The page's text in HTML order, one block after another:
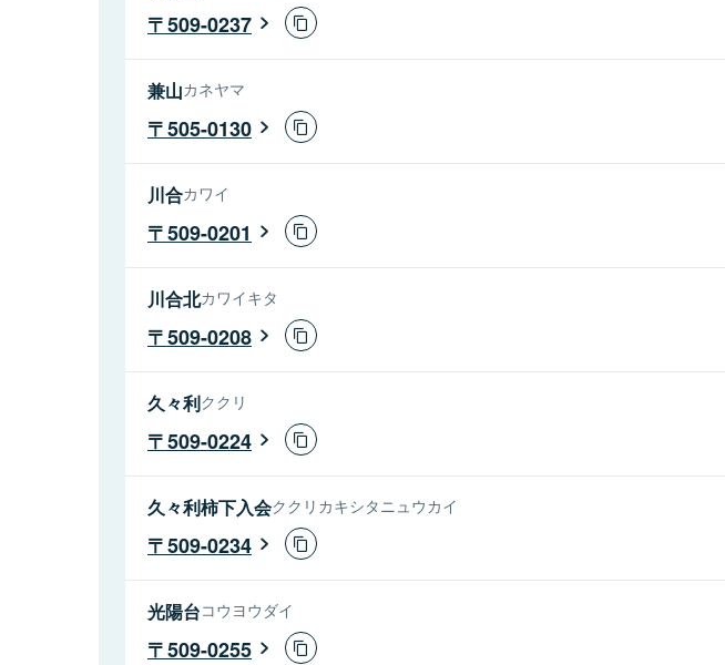
509-0237
兼山カネヤマ
505-0130
川合カワイ
509-0201
川合北カワイキタ
509-0208
久々利ククリ
509-0224
久々利柿下入会ククリカキシタニュウカイ
509-0234
光陽台コウヨウダイ
509-0255